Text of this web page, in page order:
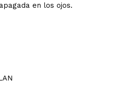
en los ojos.